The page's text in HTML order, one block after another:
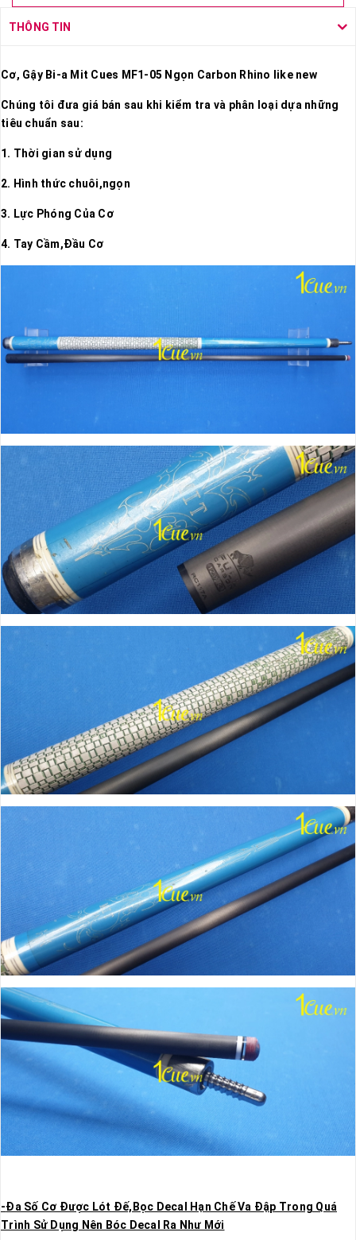
THÔNG TIN
Cơ, Gậy Bi-a Mit Cues MF1-05 Ngọn Carbon Rhino like new
Chúng tôi đưa giá bán sau khi kiểm tra và phân loại dựa những
tiêu chuẩn sau:
1. Thời gian sử dụng
2. Hình thức chuôi,ngọn
3. Lực Phóng Của Cơ
4. Tay Cầm,Đầu Cơ
-Đa Số Cơ Được Lót Đế,Bọc Decal Hạn Chế Va Đập Trong Quá
Trình Sử Dụng Nên Bóc Decal Ra Như Mới